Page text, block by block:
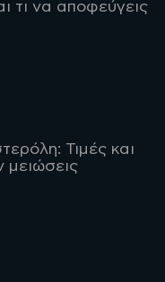
τι να αποφεύγεις
Τιμές και
μειώσεις